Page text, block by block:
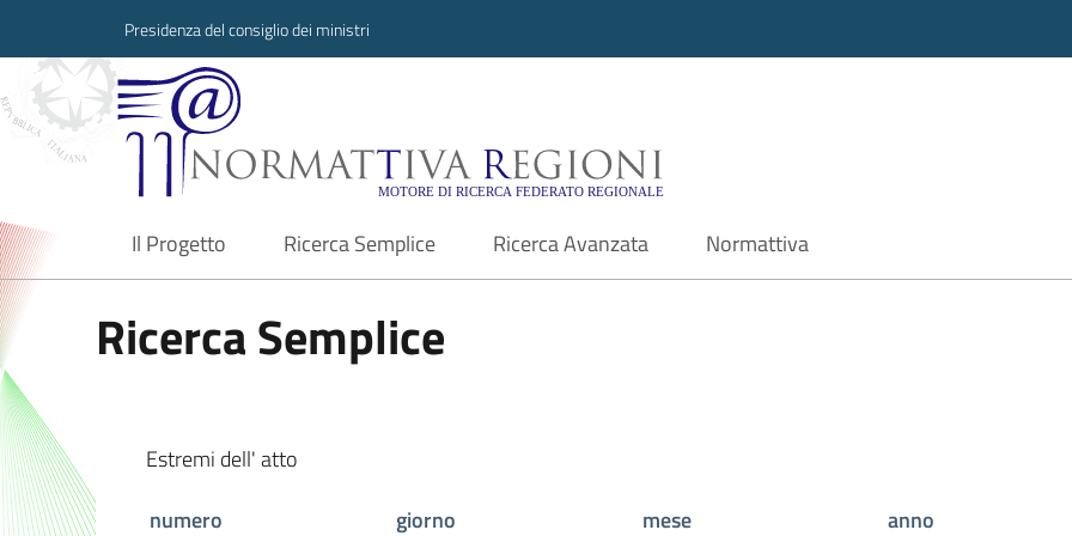
Presidenza del consiglio dei ministri
Normattiva Regioni - Motore di ricerca
Il Progetto
current Ricerca Semplice Ricerca Avanzata Normattiva
Ricerca Semplice
Estremi dell' atto
numero
giorno mese
anno